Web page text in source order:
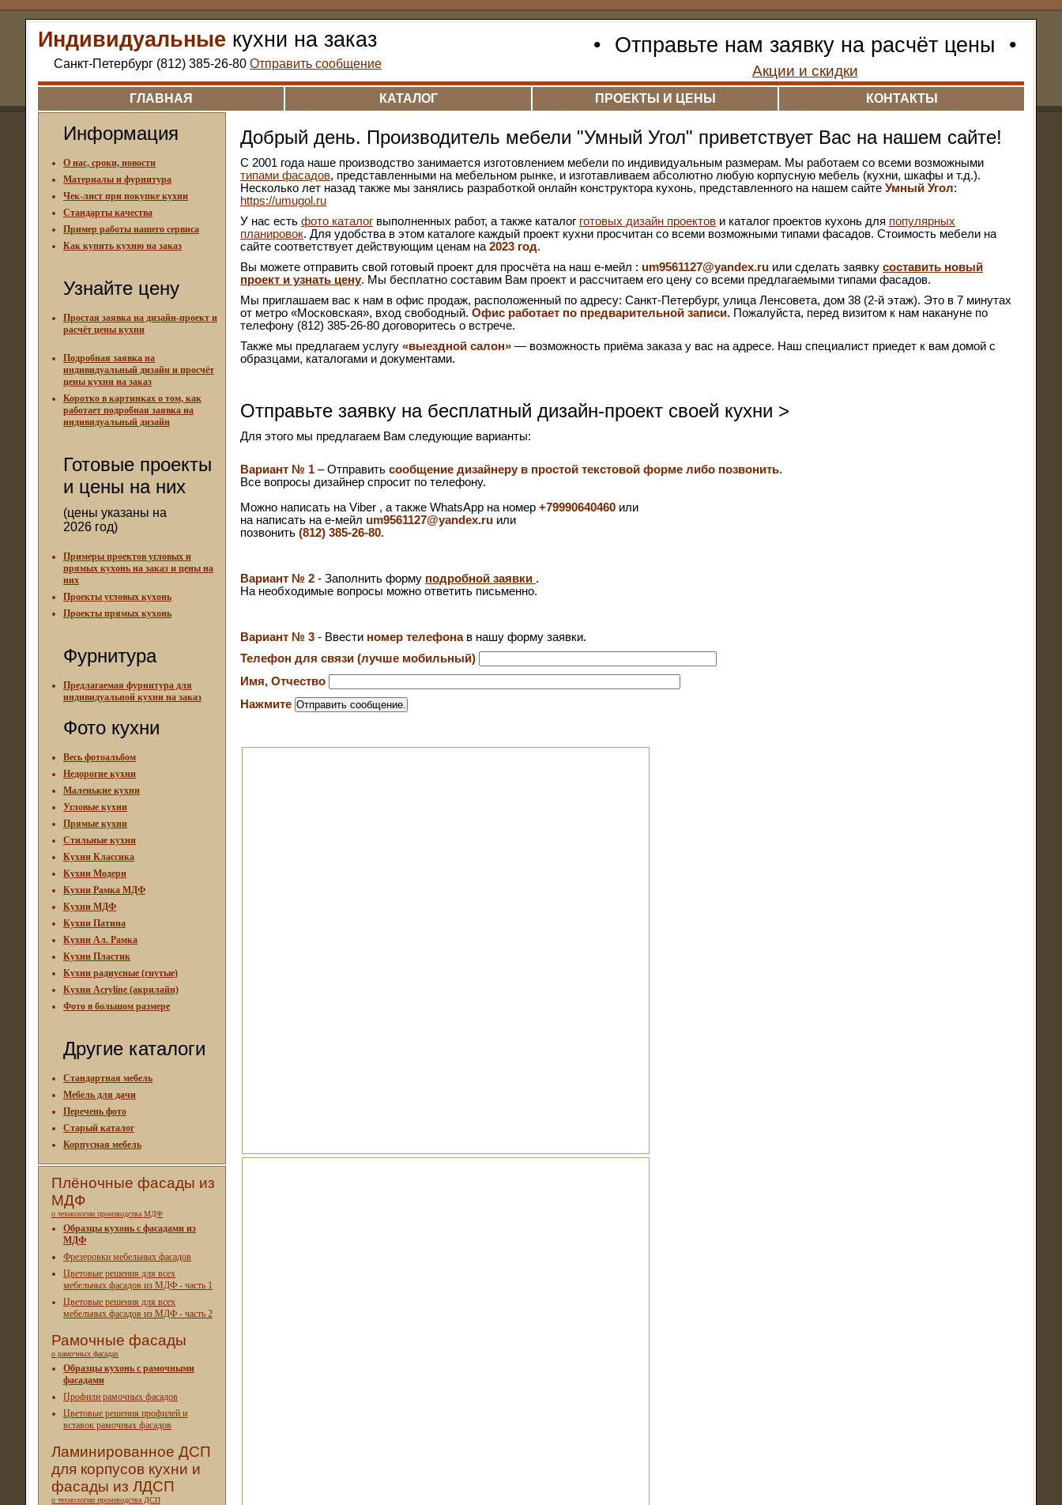
Индивидуальные кухни на заказ
Санкт-Петербург (812) 385-26-80 Отправить сообщение
• Отправьте нам заявку на расчёт цены •
Акции и скидки
ГЛАВНАЯ КАТАЛОГ ПРОЕКТЫ И ЦЕНЫ КОНТАКТЫ
Информация
О нас, сроки, новости
Материалы и фурнитура
Чек-лист при покупке кухни
Стандарты качества
Пример работы нашего сервиса
Как купить кухню на заказ
Узнайте цену
Простая заявка на дизайн-проект и
расчёт цены кухни
Подробная заявка на
индивидуальный дизайн и просчёт
цены кухни на заказ
Коротко в картинках о том, как
работает подробная заявка на
индивидуальный дизайн
Готовые проекты
и цены на них
(цены указаны на
2026 год)
Примеры проектов угловых и
прямых кухонь на заказ и цены на
них
Проекты угловых кухонь
Проекты прямых кухонь
Фурнитура
Предлагаемая фурнитура для
индивидуальной кухни на заказ
Фото кухни
Весь фотоальбом
Недорогие кухни
Маленькие кухни
Угловые кухни
Прямые кухни
Стильные кухни
Кухни Классика
Кухни Модерн
Кухни Рамка МДФ
Кухни МДФ
Кухни Патина
Кухни Ал. Рамка
Кухни Пластик
Кухни радиусные (гнутые)
Кухни Acryline (акрилайн)
Фото в большом размере
Другие каталоги
Стандартная мебель
Мебель для дачи
Перечень фото
Старый каталог
Корпусная мебель
Плёночные фасады из
МДФ
о технологии производства МДФ
Образцы кухонь с фасадами из
МДФ
Фрезеровки мебельных фасадов
Цветовые решения для всех
мебельных фасадов из МДФ - часть 1
Цветовые решения для всех
мебельных фасадов из МДФ - часть 2
Рамочные фасады
о рамочных фасадах
Образцы кухонь с рамочными
фасадами
Профили рамочных фасадов
Цветовые решения профилей и
вставок рамочных фасадов
Ламинированное ДСП
для корпусов кухни и
фасады из ЛДСП
о технологии производства ДСП
Добрый день. Производитель мебели "Умный Угол" приветствует Вас на нашем сайте!
С 2001 года наше производство занимается изготовлением мебели по индивидуальным размерам. Мы работаем со всеми возможными
типами фасадов, представленными на мебельном рынке, и изготавливаем абсолютно любую корпусную мебель (кухни, шкафы и т.д.).
Несколько лет назад также мы занялись разработкой онлайн конструктора кухонь, представленного на нашем сайте Умный Угол:
https://umugol.ru
У нас есть фото каталог выполненных работ, а также каталог готовых дизайн проектов и каталог проектов кухонь для популярных
планировок. Для удобства в этом каталоге каждый проект кухни просчитан со всеми возможными типами фасадов. Стоимость мебели на
сайте соответствует действующим ценам на 2023 год.
Вы можете отправить свой готовый проект для просчёта на наш е-мейл : um9561127@yandex.ru или сделать заявку составить новый
проект и узнать цену. Мы бесплатно составим Вам проект и рассчитаем его цену со всеми предлагаемыми типами фасадов.
Мы приглашаем вас к нам в офис продаж, расположенный по адресу: Санкт-Петербург, улица Ленсовета, дом 38 (2-й этаж). Это в 7 минутах
от метро «Московская», вход свободный. Офис работает по предварительной записи. Пожалуйста, перед визитом к нам накануне по
телефону (812) 385-26-80 договоритесь о встрече.
Также мы предлагаем услугу «выездной салон» — возможность приёма заказа у вас на адресе. Наш специалист приедет к вам домой с
образцами, каталогами и документами.
Отправьте заявку на бесплатный дизайн-проект своей кухни >
Для этого мы предлагаем Вам следующие варианты:
Вариант № 1 – Отправить сообщение дизайнеру в простой текстовой форме либо позвонить.
Все вопросы дизайнер спросит по телефону.
Можно написать на Viber , а также WhatsApp на номер +79990640460 или
на написать на е-мейл um9561127@yandex.ru или
позвонить (812) 385-26-80.
Вариант № 2 - Заполнить форму подробной заявки .
На необходимые вопросы можно ответить письменно.
Вариант № 3 - Ввести номер телефонав нашу форму заявки.
Телефон для связи (лучше мобильный)
Имя, Отчество
Нажмите